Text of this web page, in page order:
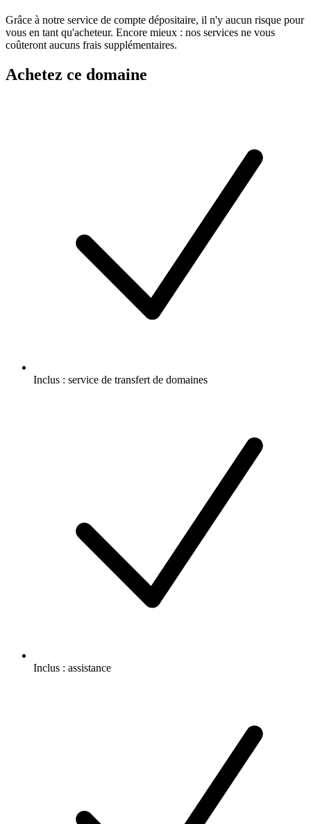
Grâce à notre service de compte dépositaire, il n'y aucun risque pour
vous en tant qu'acheteur. Encore mieux : nos services ne vous
coûteront aucuns frais supplémentaires.
Achetez ce domaine
Inclus : service de transfert de domaines
Inclus : assistance